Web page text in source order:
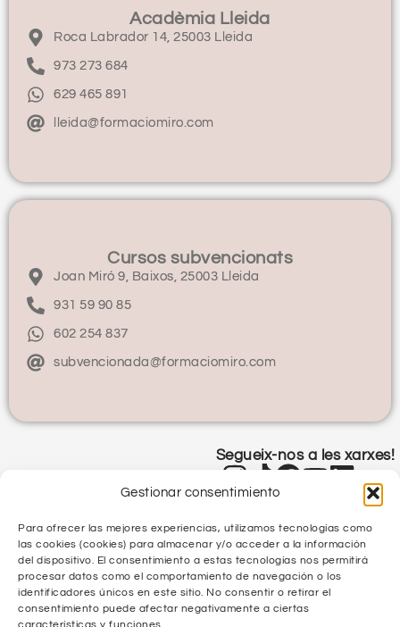
Gestionar consentimiento
Para ofrecer las mejores experiencias, utilizamos tecnologías como
las cookies (cookies) para almacenar y/o acceder a la información
del dispositivo. El consentimiento a estas tecnologías nos permitirá
procesar datos como el comportamiento de navegación o los
identificadores únicos en este sitio. No consentir o retirar el
consentimiento puede afectar negativamente a ciertas
características y funciones.
Acadèmia Lleida
Roca Labrador 14, 25003 Lleida
973 273 684
629 465 891
lleida@formaciomiro.com
Cursos subvencionats
Joan Miró 9, Baixos, 25003 Lleida
931 59 90 85
602 254 837
subvencionada@formaciomiro.com
Segueix-nos a les xarxes!
Política de Privacitat